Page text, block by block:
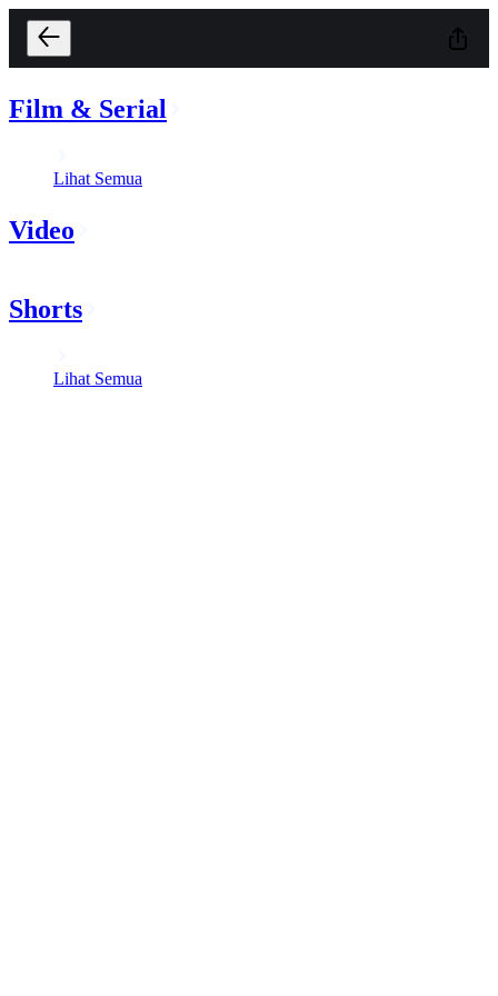
Film & Serial
Lihat Semua
Video
Shorts
Lihat Semua